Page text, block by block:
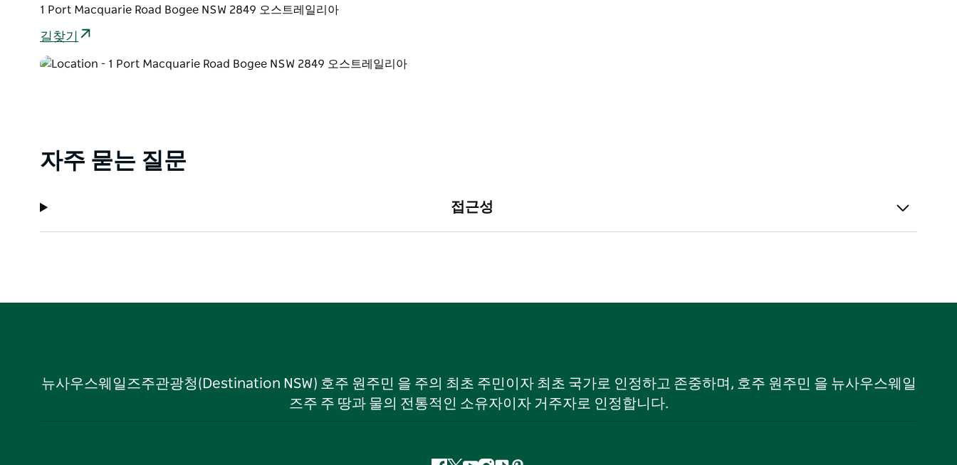
1 Port Macquarie Road Bogee NSW 2849 오스트레일리아
길찾기
자주 묻는 질문
접근성
뉴사우스웨일즈주관광청(Destination NSW) 호주 원주민 을 주의 최초 주민이자 최초 국가로 인정하고 존중하며, 호주 원주민 을 뉴사우스웨일
즈주 주 땅과 물의 전통적인 소유자이자 거주자로 인정합니다.